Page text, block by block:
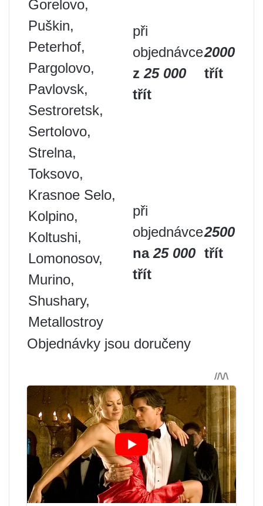
Gorelovo,
Puškin,
Peterhof,
Pargolovo,
Pavlovsk,
Sestroretsk,
Sertolovo,
Strelna,
Toksovo,
Krasnoe Selo,
Kolpino,
Koltushi,
Lomonosov,
Murino,
Shushary,
Metallostroy
při
objednávce
z 25 000
třít
2000
třít
při
objednávce
na 25 000
třít
2500
třít
Objednávky jsou doručeny